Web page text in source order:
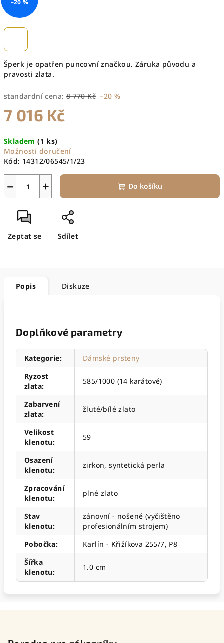
Šperk je opatřen puncovní značkou. Záruka původu a
pravosti zlata.
standardní cena: 8 770 Kč –20 %
7 016 Kč
cena:
Skladem(1 ks)
Možnosti doručení
Kód: 14312/06545/1/23
+
− Do košíku
Zeptat se Sdílet
–20 %
Popis Diskuze
Doplňkové parametry
Kategorie:
Dámské prsteny
Ryzost
zlata:
585/1000 (14 karátové)
Zabarvení
zlata:
žluté/bílé zlato
Velikost
klenotu:
59
Osazení
klenotu:
zirkon, syntetická perla
Zpracování
klenotu:
plné zlato
Stav
klenotu:
zánovní - nošené (vyčištěno
profesionálním strojem)
Pobočka:
Karlín - Křižíkova 255/7, P8
Šířka
klenotu:
1.0 cm